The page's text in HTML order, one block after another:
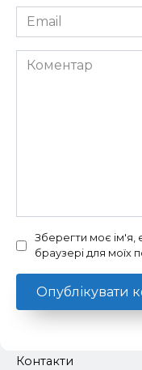
Email
*
Коментар
Зберегти моє ім'я,
браузері для моїх
Контакти